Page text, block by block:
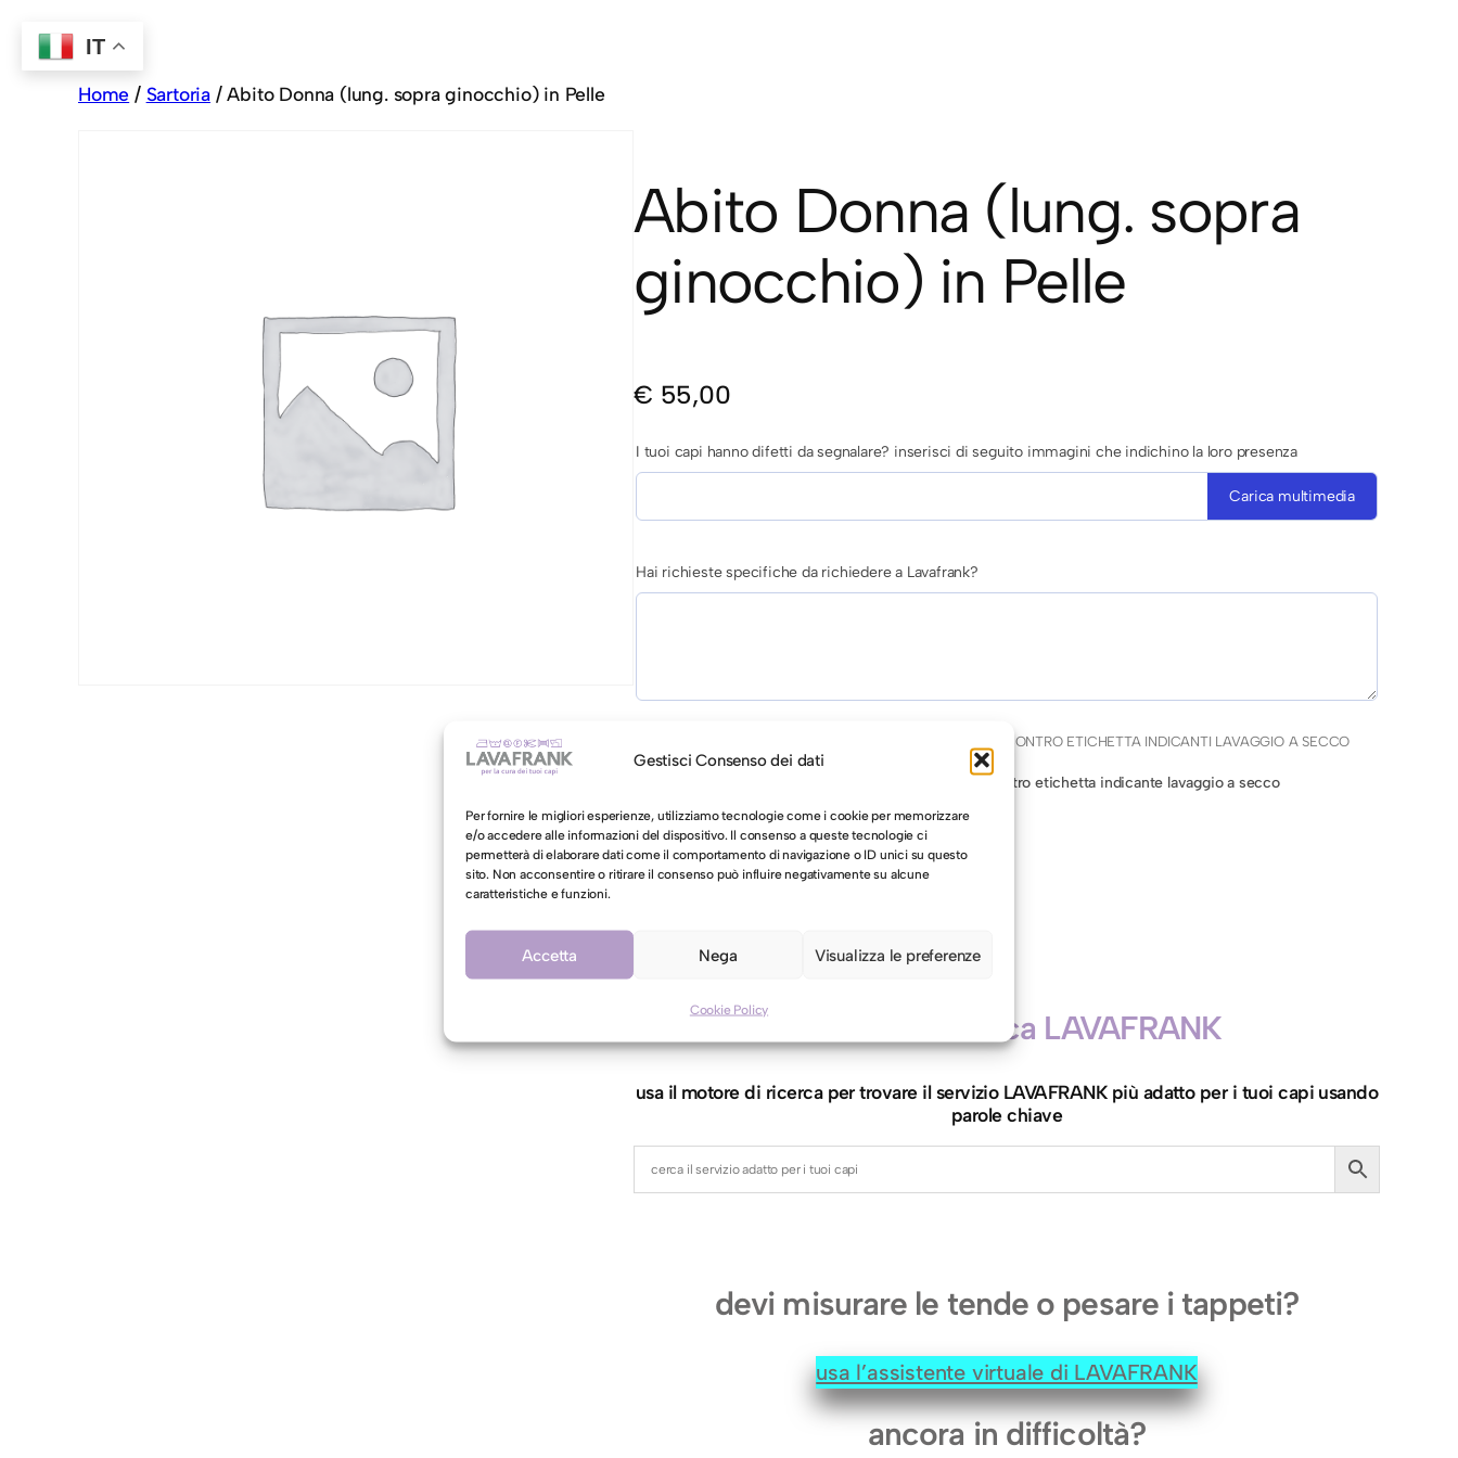
Gestisci Consenso dei dati
Per fornire le migliori esperienze, utilizziamo tecnologie come i cookie per memorizzare
e/o accedere alle informazioni del dispositivo. Il consenso a queste tecnologie ci
permetterà di elaborare dati come il comportamento di navigazione o ID unici su questo
sito. Non acconsentire o ritirare il consenso può influire negativamente su alcune
caratteristiche e funzioni.
Accetta Nega Visualizza le preferenze
Cookie Policy
Home / Sartoria / Abito Donna (lung. sopra ginocchio) in Pelle
Abito Donna (lung. sopra
ginocchio) in Pelle
€ 55,00
I tuoi capi hanno difetti da segnalare? inserisci di seguito immagini che indichino la loro presenza
Carica multimedia
Hai richieste specifiche da richiedere a Lavafrank?
AUTORIZZAZIONE AL LAVAGGIO CON ACQUA PER CAPI CONTRO ETICHETTA INDICANTI LAVAGGIO A SECCO
Autorizzo il lavaggio con acqua per il mio capo contro etichetta indicante lavaggio a secco
A
t
D
n
Aggiungi al carrello
motore di ricerca LAVAFRANK
usa il motore di ricerca per trovare il servizio LAVAFRANK più adatto per i tuoi capi usando
parole chiave
devi misurare le tende o pesare i tappeti?
usa l’assistente virtuale di LAVAFRANK
ancora in difficoltà?
IT